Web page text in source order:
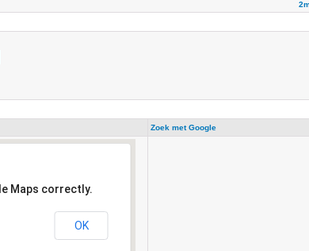
Zoek met Google
Maps correctly.
OK